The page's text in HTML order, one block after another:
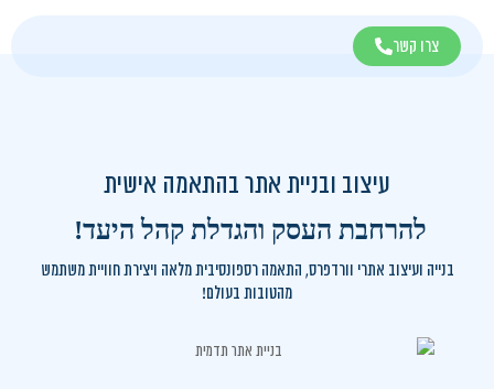
צרו קשר
עיצוב ובניית אתר בהתאמה אישית
להרחבת העסק והגדלת קהל היעד!
בנייה ועיצוב אתרי וורדפרס, התאמה רספונסיבית מלאה ויצירת חוויית משתמש
מהטובות בעולם!